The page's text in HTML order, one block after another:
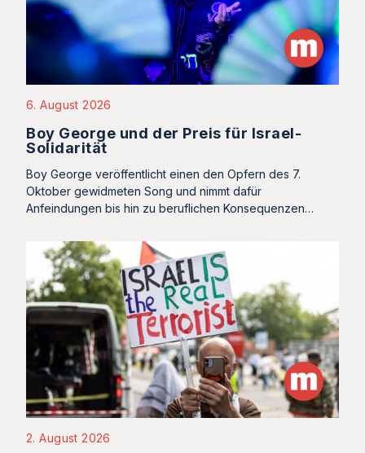
6. August 2026
Boy George und der Preis für Israel-
Solidarität
Boy George veröffentlicht einen den Opfern des 7.
Oktober gewidmeten Song und nimmt dafür
Anfeindungen bis hin zu beruflichen Konsequenzen…
2. August 2026